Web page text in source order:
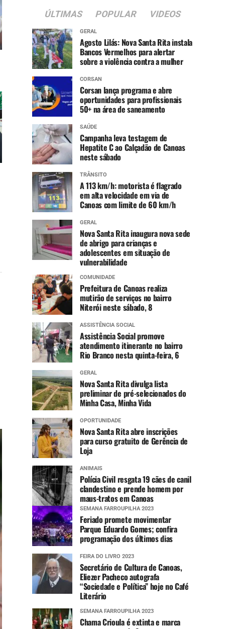
ÚLTIMAS POPULAR VIDEOS
GERAL
Agosto Lilás: Nova Santa Rita instala
Bancos Vermelhos para alertar
sobre a violência contra a mulher
CORSAN
Corsan lança programa e abre
oportunidades para profissionais
50+ na área de saneamento
SAÚDE
Campanha leva testagem de
Hepatite C ao Calçadão de Canoas
neste sábado
TRÂNSITO
A 113 km/h: motorista é flagrado
em alta velocidade em via de
Canoas com limite de 60 km/h
GERAL
Nova Santa Rita inaugura nova sede
de abrigo para crianças e
adolescentes em situação de
vulnerabilidade
COMUNIDADE
Prefeitura de Canoas realiza
mutirão de serviços no bairro
Niterói neste sábado, 8
ASSISTÊNCIA SOCIAL
Assistência Social promove
atendimento itinerante no bairro
Rio Branco nesta quinta-feira, 6
GERAL
Nova Santa Rita divulga lista
preliminar de pré-selecionados do
Minha Casa, Minha Vida
OPORTUNIDADE
Nova Santa Rita abre inscrições
para curso gratuito de Gerência de
Loja
ANIMAIS
Polícia Civil resgata 19 cães de canil
clandestino e prende homem por
maus-tratos em Canoas
SEMANA FARROUPILHA 2023
Feriado promete movimentar
Parque Eduardo Gomes; confira
programação dos últimos dias
FEIRA DO LIVRO 2023
Secretário de Cultura de Canoas,
Eliezer Pacheco autografa
“Sociedade e Política” hoje no Café
Literário
SEMANA FARROUPILHA 2023
Chama Crioula é extinta e marca